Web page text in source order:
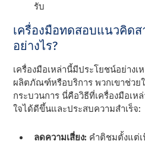
รับ
เครื่องมือทดสอบแนวคิด
อย่างไร?
เครื่องมือเหล่านี้มีประโยชน์อย่าง
ผลิตภัณฑ์หรือบริการ พวกเขาช่วย
กระบวนการ นี่คือวิธีที่เครื่องมือเ
ใจได้ดีขึ้นและประสบความสําเร็จ:
ลดความเสี่ยง: คําติชมตั้งแต่เ